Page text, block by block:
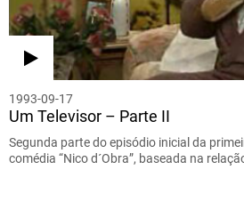
1993-09-17
Um Televisor – Parte II
Segunda parte do episódio inicial da
comédia “Nico d´Obra”, baseada na